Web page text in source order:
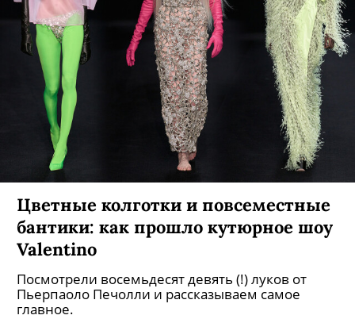
Цветные колготки и повсеместные
бантики: как прошло кутюрное шоу
Valentino
Посмотрели восемьдесят девять (!) луков от
Пьерпаоло Печолли и рассказываем самое
главное.